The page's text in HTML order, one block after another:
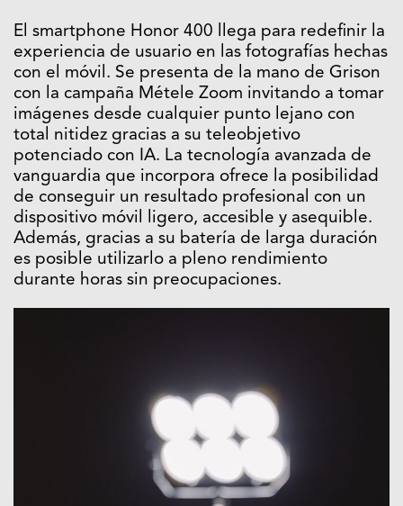
El smartphone Honor 400 llega para redefinir la
experiencia de usuario en las fotografías hechas
con el móvil. Se presenta de la mano de Grison
con la campaña Métele Zoom invitando a tomar
imágenes desde cualquier punto lejano con
total nitidez gracias a su teleobjetivo
potenciado con IA. La tecnología avanzada de
vanguardia que incorpora ofrece la posibilidad
de conseguir un resultado profesional con un
dispositivo móvil ligero, accesible y asequible.
Además, gracias a su batería de larga duración
es posible utilizarlo a pleno rendimiento
durante horas sin preocupaciones.